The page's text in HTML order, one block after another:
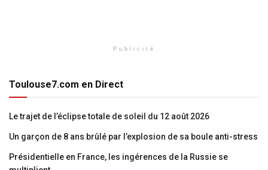
Publicité
Toulouse7.com en Direct
Le trajet de l’éclipse totale de soleil du 12 août 2026
Un garçon de 8 ans brûlé par l’explosion de sa boule anti-stress
Présidentielle en France, les ingérences de la Russie se